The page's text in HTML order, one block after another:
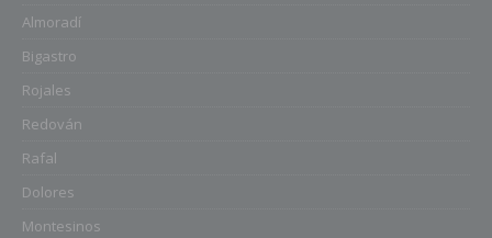
Almoradí
Bigastro
Rojales
Redován
Rafal
Dolores
Montesinos